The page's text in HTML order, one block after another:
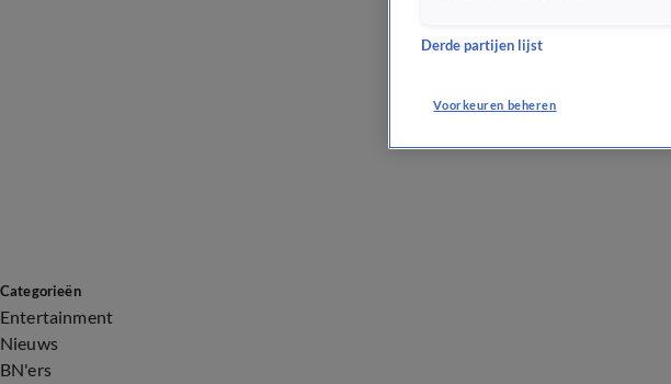
Categorieën
Entertainment
Nieuws
BN'ers
Derde partijen lijst
Voorkeuren beheren